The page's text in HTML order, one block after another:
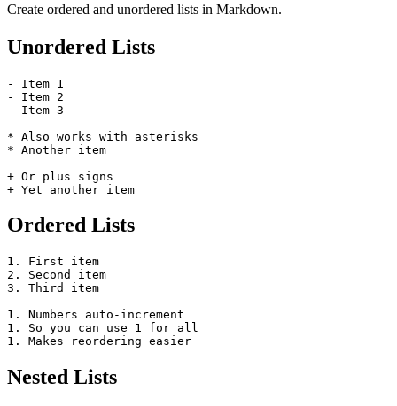
Create ordered and unordered lists in Markdown.
Unordered Lists
- Item 1
- Item 2
- Item 3
* Also works with asterisks
* Another item
+ Or plus signs
Ordered Lists
1. First item
2. Second item
3. Third item
1. Numbers auto-increment
1. So you can use 1 for all
Nested Lists